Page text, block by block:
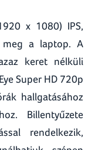
x 1080) IPS,
meg a laptop. A
keret nélküli
Super HD 720p
hallgatásához
Billentyűzete
rendelkezik,